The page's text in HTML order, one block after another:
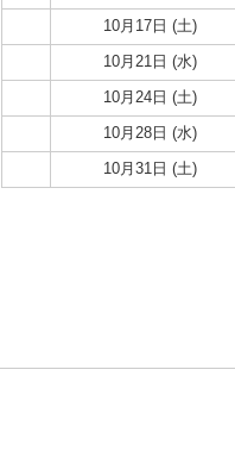
10月17日 (土)
10月21日 (水)
10月24日 (土)
10月28日 (水)
10月31日 (土)